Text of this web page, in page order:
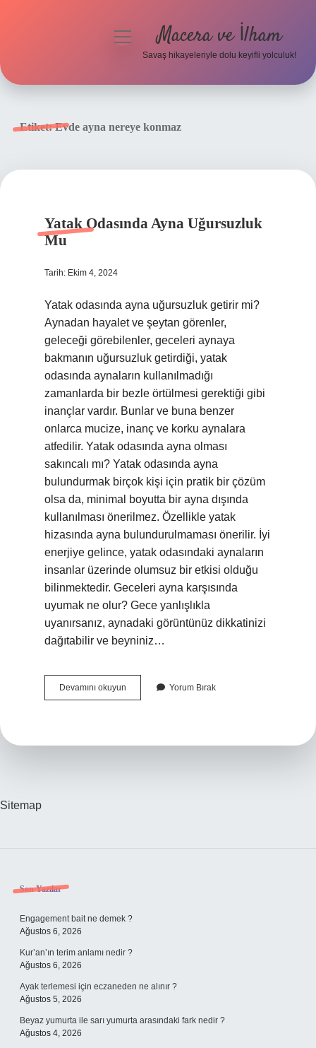
menüyüMacera ve İlham
Savaş hikayeleriyle dolu keyifli yolculuk!
Etiket:Evde ayna nereye konmaz
Yatak Odasında Ayna Uğursuzluk
Mu
Tarih: Ekim 4, 2024
Yatak odasında ayna uğursuzluk getirir mi?
Aynadan hayalet ve şeytan görenler,
geleceği görebilenler, geceleri aynaya
bakmanın uğursuzluk getirdiği, yatak
odasında aynaların kullanılmadığı
zamanlarda bir bezle örtülmesi gerektiği gibi
inançlar vardır. Bunlar ve buna benzer
onlarca mucize, inanç ve korku aynalara
atfedilir. Yatak odasında ayna olması
sakıncalı mı? Yatak odasında ayna
bulundurmak birçok kişi için pratik bir çözüm
olsa da, minimal boyutta bir ayna dışında
kullanılması önerilmez. Özellikle yatak
hizasında ayna bulundurulmaması önerilir. İyi
enerjiye gelince, yatak odasındaki aynaların
insanlar üzerinde olumsuz bir etkisi olduğu
bilinmektedir. Geceleri ayna karşısında
uyumak ne olur? Gece yanlışlıkla
uyanırsanız, aynadaki görüntünüz dikkatinizi
dağıtabilir ve beyniniz…
Devamını okuyun
Odasında
Yorum Bırak
Sitemap
Sidebar
Son Yazılar
Engagement bait ne demek ?
Ağustos 6, 2026
Kur’an’ın terim anlamı nedir ?
Ağustos 6, 2026
Ayak terlemesi için eczaneden ne alınır ?
Ağustos 5, 2026
Beyaz yumurta ile sarı yumurta arasındaki fark nedir ?
Ağustos 4, 2026